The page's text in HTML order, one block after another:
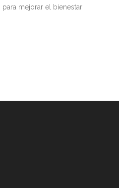
mejorar el bienestar